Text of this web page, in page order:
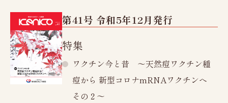
健診日カレンダー
法人ご担当者様へ
お知らせ
新潟県けんこう財団
財団概要、財団沿革、 加盟団体・認定証、公開情報
第41号 令和5年12月発行
特集
ワクチン今と昔 ～天然痘ワクチン種
痘から 新型コロナmRNAワクチンへ
その２～